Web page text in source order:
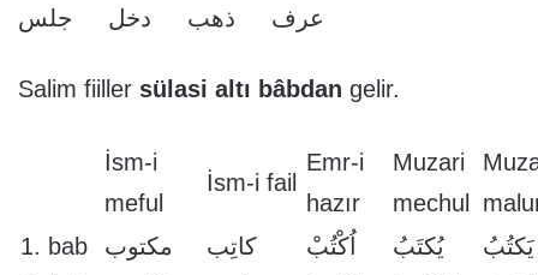
عرف ذهب دخل جلس
Salim fiiller sülasi altı bâbdan gelir.
İsm-i
meful
İsm-i fail
Emr-i
hazır
Muzari
mechul
1. bab
مكتوب كاتِب اُكْتُبْ يُكتَبُ
يَكتُبُ